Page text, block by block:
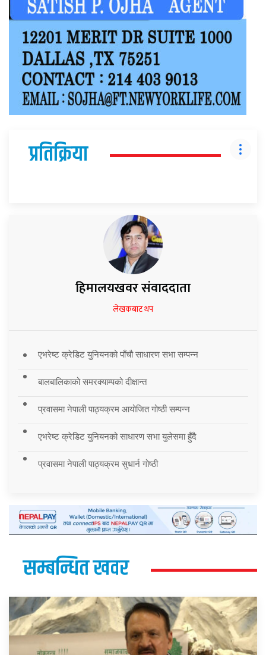
प्रतिक्रिया
हिमालयखवर संवाददाता
लेखकबाट थप
एभरेष्ट क्रेडिट युनियनको पाँचौ साधारण सभा सम्पन्न
बालबालिकाको समरक्याम्पको दीक्षान्त
प्रवासमा नेपाली पाठ्यक्रम आयोजित गोष्ठी सम्पन्न
एभरेष्ट क्रेडिट युनियनको साधारण सभा युलेसमा हुँदै
प्रवासमा नेपाली पाठ्यक्रम सुधार्न गोष्ठी
सम्बन्धित खवर